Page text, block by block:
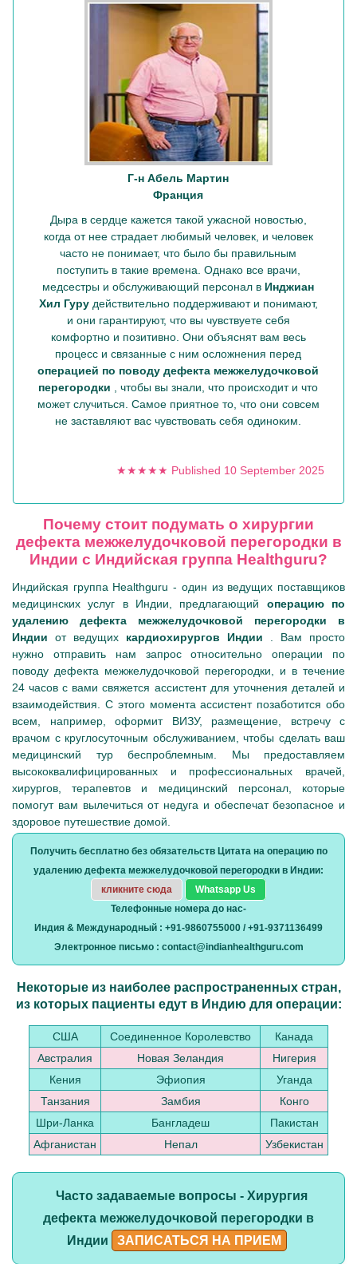
Г-н Абель Мартин
Франция
Дыра в сердце кажется такой ужасной новостью,
когда от нее страдает любимый человек, и человек
часто не понимает, что было бы правильным
поступить в такие времена. Однако все врачи,
медсестры и обслуживающий персонал в Инджиан
Хил Гуру действительно поддерживают и понимают,
и они гарантируют, что вы чувствуете себя
комфортно и позитивно. Они объяснят вам весь
процесс и связанные с ним осложнения перед
операцией по поводу дефекта межжелудочковой
перегородки
, чтобы вы знали, что происходит и что
может случиться. Самое приятное то, что они совсем
не заставляют вас чувствовать себя одиноким.
★★★★★ Published 10 September 2025
Почему стоит подумать о хирургии
дефекта межжелудочковой перегородки в
Индии с Индийская группа Healthguru?
Индийская группа Healthguru - один из ведущих поставщиков
медицинских услуг в Индии, предлагающий операцию по
удалению дефекта межжелудочковой перегородки в
Индии от ведущих кардиохирургов Индии . Вам просто
нужно отправить нам запрос относительно операции по
поводу дефекта межжелудочковой перегородки, и в течение
24 часов с вами свяжется ассистент для уточнения деталей и
взаимодействия. С этого момента ассистент позаботится обо
всем, например, оформит ВИЗУ, размещение, встречу с
врачом с круглосуточным обслуживанием, чтобы сделать ваш
медицинский тур беспроблемным. Мы предоставляем
высококвалифицированных и профессиональных врачей,
хирургов, терапевтов и медицинский персонал, которые
помогут вам вылечиться от недуга и обеспечат безопасное и
здоровое путешествие домой.
Получить бесплатно без обязательств Цитата на операцию по
удалению дефекта межжелудочковой перегородки в Индии:
кликните сюда
Whatsapp Us
Телефонные номера до нас-
Индия & Международный : +91-9860755000 / +91-9371136499
Электронное письмо : contact@indianhealthguru.com
Некоторые из наиболее распространенных стран,
из которых пациенты едут в Индию для операции:
США Соединенное Королевство
Канада
Австралия
Новая Зеландия
Нигерия
Кения
Эфиопия
Уганда
Танзания
Замбия
Конго
Шри-Ланка
Бангладеш
Пакистан
Афганистан
Непал Узбекистан
Часто задаваемые вопросы - Хирургия
дефекта межжелудочковой перегородки в
Индии
ЗАПИСАТЬСЯ НА ПРИЕМ